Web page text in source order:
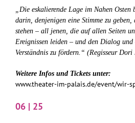
„Die eskalierende Lage im Nahen Osten
darin, denjenigen eine Stimme zu
stehen – all jenen, die auf allen Seiten
Ereignissen leiden – und den Dialog und
Verständnis zu fördern.“ (Regisseur Dori
Weitere Infos und Tickets unter:
www.theater-im-palais.de/event/wir-
06 | 25